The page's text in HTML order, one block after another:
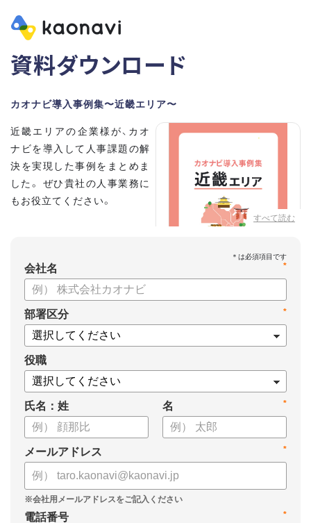
資料ダウンロード
カオナビ導入事例集〜近畿エリア〜
すべて読む
近畿エリアの企業様が、カオ
ナビを導入して人事課題の解
決を実現した事例をまとめま
した。 ぜひ貴社の人事業務に
もお役立てください。
*
会社名
*
部署区分
役職
氏名：姓 *
名
*
メールアドレス
*
電話番号